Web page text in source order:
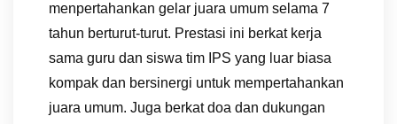
menpertahankan gelar juara umum selama 7
tahun berturut-turut. Prestasi ini berkat kerja
sama guru dan siswa tim IPS yang luar biasa
kompak dan bersinergi untuk mempertahankan
juara umum. Juga berkat doa dan dukungan